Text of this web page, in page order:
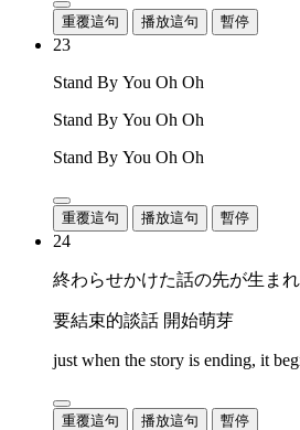
重覆這句 播放這句 暫停
23
Stand By You Oh Oh
Stand By You Oh Oh
Stand By You Oh Oh
重覆這句 播放這句 暫停
24
終わらせかけた話の先が生ま
要結束的談話 開始萌芽
just when the story is ending, it
重覆這句 播放這句 暫停